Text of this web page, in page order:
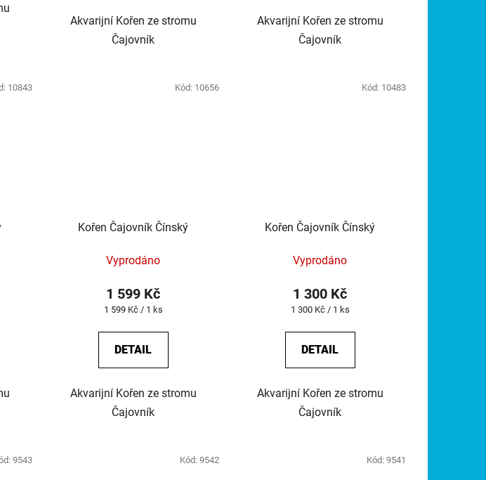
Akvarijní Kořen ze stromu
Čajovník
Akvarijní Kořen ze stromu
Čajovník
10843
Kořen Čajovník Čínský
Vyprodáno
1 599 Kč
Měrná
1 599 Kč / 1 ks
DETAIL
Akvarijní Kořen ze stromu
Čajovník
Kód: 10656
Kořen Čajovník Čínský
Vyprodáno
1 300 Kč
Měrná
1 300 Kč / 1 ks
DETAIL
Akvarijní Kořen ze stromu
Čajovník
Kód: 10483
9543 Kód: 9542 Kód: 9541